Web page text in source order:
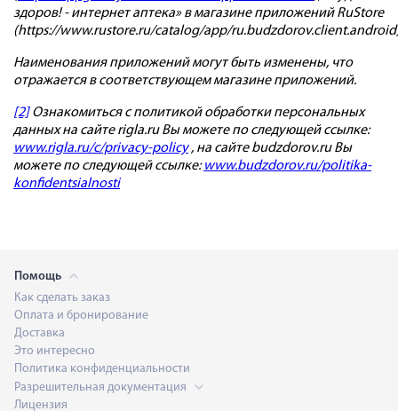
здоров! - интернет аптека» в магазине приложений RuStore
(https://www.rustore.ru/catalog/app/
Наименования приложений могут быть изменены, что
отражается в соответствующем магазине приложений.
[2]Ознакомиться с политикой обработки персональных
данных на сайте rigla.ru Вы можете по следующей ссылке:
www.rigla.ru/c/privacy-policy, на сайте budzdorov.ru Вы
можете по следующей ссылке:www.budzdorov.ru/politika-
konfidentsialnosti
Помощь
Как сделать заказ
Оплата и бронирование
Доставка
Это интересно
Политика конфиденциальности
Разрешительная документация
Лицензия